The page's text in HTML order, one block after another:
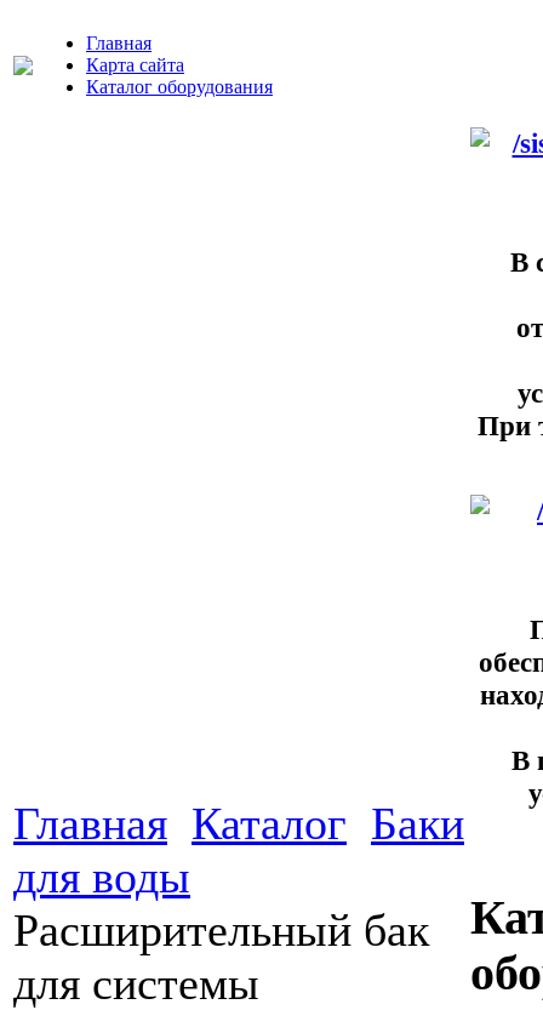
Главная
Карта сайта
Каталог оборудования
Главная Каталог Баки
для воды
Расширительный бак
для системы
В
При
В